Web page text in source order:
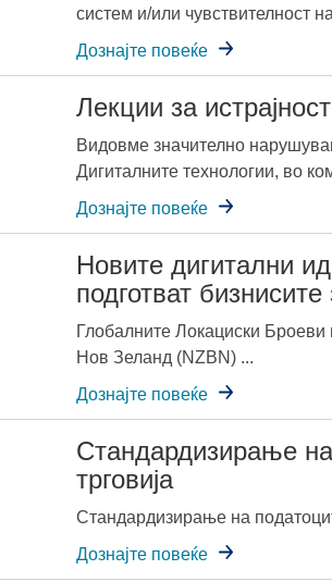
систем и/или чувствителност
Дознајте повеќе
Лекции за
Видовме значително
Дигиталните технологии, во
Дознајте повеќе
Новите дигитални
подготват
Глобалните Локациски
Нов Зеланд (NZBN) ...
Дознајте повеќе
Стандардизирање
трговија
Стандардизирање на
Дознајте повеќе